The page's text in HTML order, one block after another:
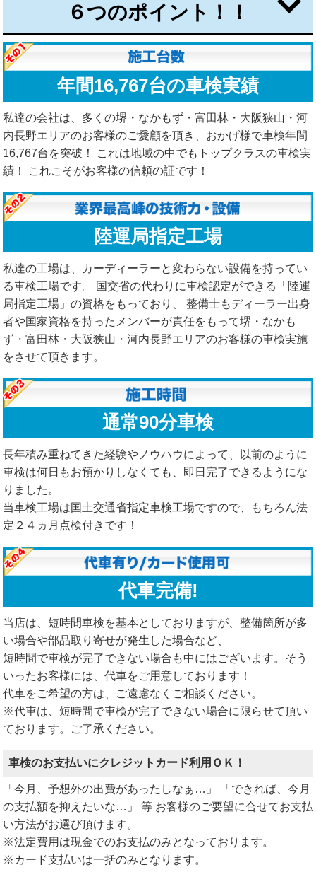
６つのポイント！！
年間16,767台の車検実績
私達の会社は、多くの堺・なかもず・富田林・大阪狭山・河
内長野エリアのお客様のご愛顧を頂き、おかげ様で車検年間
16,767台を突破！ これは地域の中でもトップクラスの車検実
績！ これこそがお客様の信頼の証です！
陸運局指定工場
私達の工場は、カーディーラーと変わらない設備を持ってい
る車検工場です。 国交省の代わりに車検認定ができる「陸運
局指定工場」の資格をもっており、 整備士もディーラー出身
者や国家資格を持ったメンバーが責任をもって堺・なかも
ず・富田林・大阪狭山・河内長野エリアのお客様の車検実施
をさせて頂きます。
通常90分車検
長年積み重ねてきた経験やノウハウによって、以前のように
車検は何日もお預かりしなくても、即日完了できるようにな
りました。
当車検工場は国土交通省指定車検工場ですので、もちろん法
定２４ヵ月点検付きです！
代車完備!
当店は、短時間車検を基本としておりますが、整備箇所が多
い場合や部品取り寄せが発生した場合など、
短時間で車検が完了できない場合も中にはございます。そう
いったお客様には、代車をご用意しております！
代車をご希望の方は、ご遠慮なくご相談ください。
※代車は、短時間で車検が完了できない場合に限らせて頂い
ております。ご了承ください。
車検のお支払いにクレジットカード利用ＯＫ！
「今月、予想外の出費があったしなぁ…」 「できれば、今月
の支払額を抑えたいな…」 等 お客様のご要望に合せてお支払
い方法がお選び頂けます。
※法定費用は現金でのお支払のみとなっております。
※カード支払いは一括のみとなります。